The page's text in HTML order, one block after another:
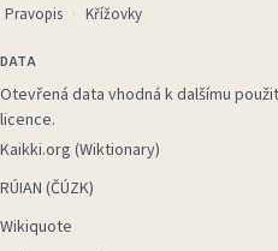
Pravopis Křížovky
DATA
Otevřená data vhodná k dalšímu
licence.
Kaikki.org (Wiktionary)
RÚIAN (ČÚZK)
Wikiquote